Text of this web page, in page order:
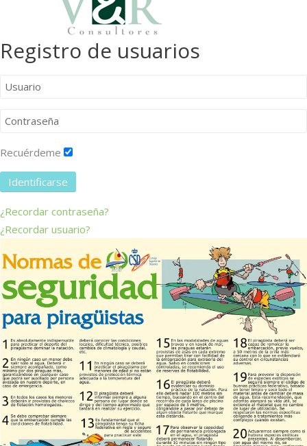
Registro de usuarios
Recuérdeme
Identificarse
¿Recordar contraseña?
¿Recordar usuario?